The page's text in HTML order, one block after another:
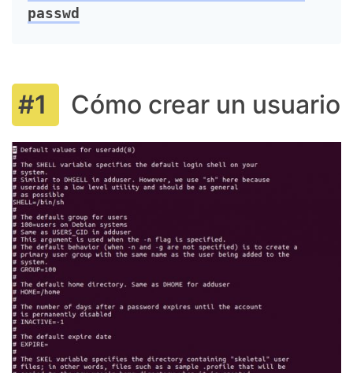
passwd
Cómo crear un usuario